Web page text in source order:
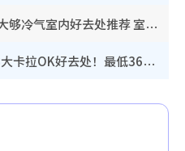
香港室内好去处︱逾35大够冷气室内好去处推荐 室内活动免费避雨无惧下雨
KTV推荐2026︱全港13大卡拉OK好去处！最低36元起 日语歌都有！(附地址+收费详情)